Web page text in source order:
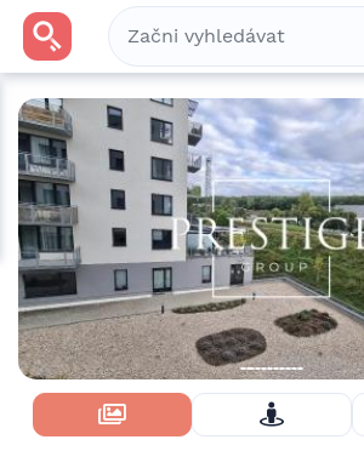
Skrýt Fotky